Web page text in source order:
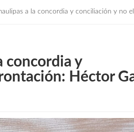
a la concordia y conciliación y no
concordia y
Héctor